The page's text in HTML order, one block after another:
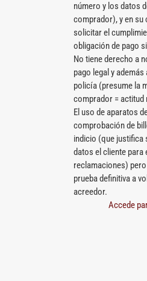
número y los datos
comprador), y en su
solicitar el
obligación de pago
No tiene derecho a
pago legal y además
policía (presume la
comprador = actitud
El uso de aparatos
comprobación de
indicio (que justifica
datos el cliente para
reclamaciones)
prueba definitiva a
acreedor.
Accede